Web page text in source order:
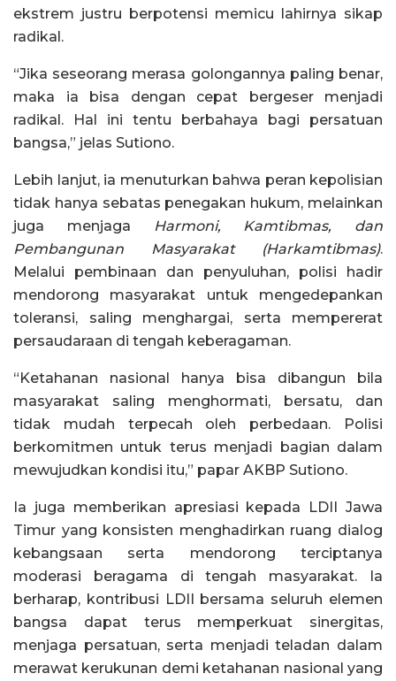
ekstrem justru berpotensi memicu lahirnya sikap
radikal.
“Jika seseorang merasa golongannya paling benar,
maka ia bisa dengan cepat bergeser menjadi
radikal. Hal ini tentu berbahaya bagi persatuan
bangsa,” jelas Sutiono.
Lebih lanjut, ia menuturkan bahwa peran kepolisian
tidak hanya sebatas penegakan hukum, melainkan
juga menjaga
Harmoni, Kamtibmas, dan
Pembangunan Masyarakat (Harkamtibmas).
Melalui pembinaan dan penyuluhan, polisi hadir
mendorong masyarakat untuk mengedepankan
toleransi, saling menghargai, serta mempererat
persaudaraan di tengah keberagaman.
“Ketahanan nasional hanya bisa dibangun bila
masyarakat saling menghormati, bersatu, dan
tidak mudah terpecah oleh perbedaan. Polisi
berkomitmen untuk terus menjadi bagian dalam
mewujudkan kondisi itu,” papar AKBP Sutiono.
Ia juga memberikan apresiasi kepada LDII Jawa
Timur yang konsisten menghadirkan ruang dialog
kebangsaan serta mendorong terciptanya
moderasi beragama di tengah masyarakat. Ia
berharap, kontribusi LDII bersama seluruh elemen
bangsa dapat terus memperkuat sinergitas,
menjaga persatuan, serta menjadi teladan dalam
merawat kerukunan demi ketahanan nasional yang